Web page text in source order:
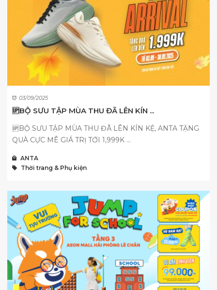
03/09/2025
🆙BỘ SƯU TẬP MÙA THU ĐÃ LÊN KÍN ...
🆙BỘ SƯU TẬP MÙA THU ĐÃ LÊN KÍN KỆ, ANTA TẶNG
QUÀ CỰC MÊ GIÁ TRỊ TỚI 1,999K ...
ANTA
Thời trang & Phụ kiện